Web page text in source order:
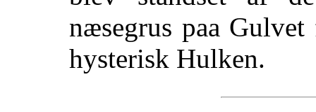
næsegrus paa
hysterisk Hulken.